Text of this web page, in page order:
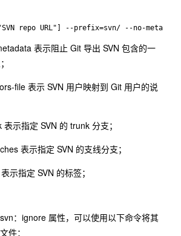
repo URL"] --prefix=svn/ --no-
表示阻止 Git 导出 SVN 包含的一
file 表示 SVN 用户映射到 Git 用户的说
示指定 SVN 的 trunk 分支；
表示指定 SVN 的支线分支；
示指定 SVN 的标签；
：ignore 属性，可以使用以下命令将其
件：